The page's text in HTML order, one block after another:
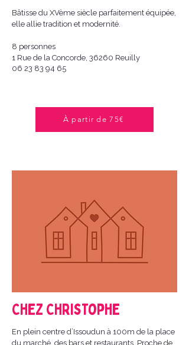
Bâtisse du XVème siècle parfaitement équipée,
elle allie tradition et modernité.
8 personnes
1 Rue de la Concorde, 36260 Reuilly
06 23 83 94 65
À partir de 75€
Chez Christophe
En plein centre d’Issoudun à 100m de la place
du marché, des bars et restaurants. Proche de